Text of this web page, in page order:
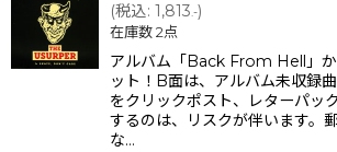
(税込: 1,813.-)
在庫数 2点
アルバム「Back From Hell」か
ット！B面は、アルバム未収録
をクリックポスト、レターパッ
するのは、リスクが伴います。
な…